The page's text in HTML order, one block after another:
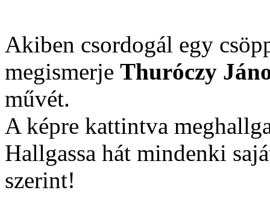
Akiben csordogál egy
megismerje Thuróczy
művét.
A képre kattintva
Hallgassa hát mindenki
szerint!